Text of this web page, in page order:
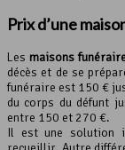
Prix d’une
Les maisons
décès et de se
funéraire est 150 €
du corps du défunt
entre 150 et 270 €.
Il est une solution